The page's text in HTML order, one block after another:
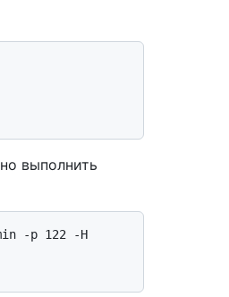
выполнить
-p 122 -H